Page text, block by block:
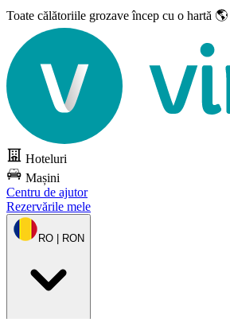
Toate călătoriile grozaveîncep cu o hartă 🌎
Hoteluri
Mașini
Centru de ajutor
Rezervările mele
RO | RON